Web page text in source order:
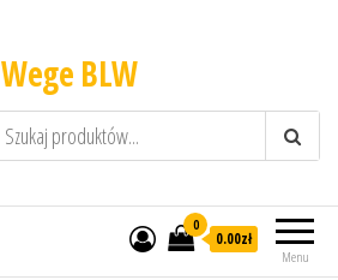
Wege BLW
Menu
0
0.00zł